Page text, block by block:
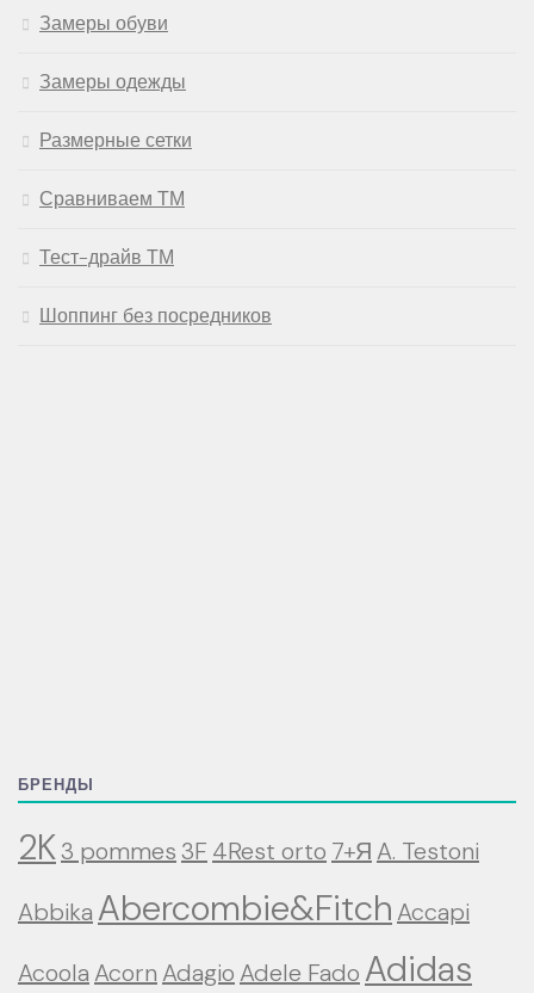
Замеры обуви
Замеры одежды
Размерные сетки
Сравниваем ТМ
Тест-драйв ТМ
Шоппинг без посредников
БРЕНДЫ
2K3 pommes3F 4Rest orto 7+Я A. Testoni
Abbika Abercombie&Fitch Accapi
Acoola Acorn Adagio Adele Fado Adidas